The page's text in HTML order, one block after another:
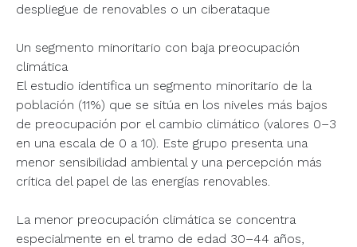
despliegue de renovables o un ciberataque
Un segmento minoritario con baja preocupación
climática
El estudio identifica un segmento minoritario de la
población (11%) que se sitúa en los niveles más bajos
de preocupación por el cambio climático (valores 0–3
en una escala de 0 a 10). Este grupo presenta una
menor sensibilidad ambiental y una percepción más
crítica del papel de las energías renovables.
La menor preocupación climática se concentra
especialmente en el tramo de edad 30–44 años,